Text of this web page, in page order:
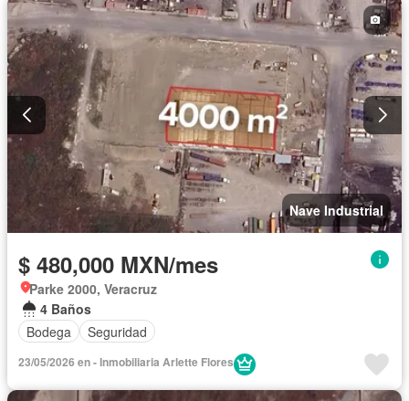
Nave Industrial
$ 480,000 MXN/mes
Parke 2000, Veracruz
4 Baños
Bodega
Seguridad
23/05/2026 en - Inmobiliaria Arlette Flores